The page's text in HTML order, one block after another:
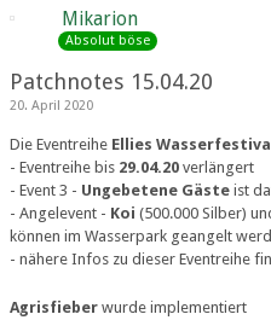
Mikarion
Absolut böse
Patchnotes 15.04.20
20. April 2020
Die Eventreihe Ellies
- Eventreihe bis 29.04.20 verlängert
- Event 3 - Ungebetene Gäste ist
- Angelevent - Koi (500.000 Silber)
können im Wasserpark geangelt
- nähere Infos zu dieser Eventreihe
Agrisfieber wurde implementiert